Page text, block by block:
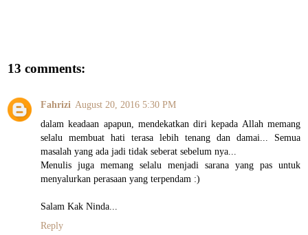
13 comments:
Fahrizi August 20, 2016 5:30 PM
dalam keadaan apapun, mendekatkan diri kepada Allah memang
selalu membuat hati terasa lebih tenang dan damai... Semua
masalah yang ada jadi tidak seberat sebelum nya...
Menulis juga memang selalu menjadi sarana yang pas untuk
menyalurkan perasaan yang terpendam :)
Salam Kak Ninda...
Reply